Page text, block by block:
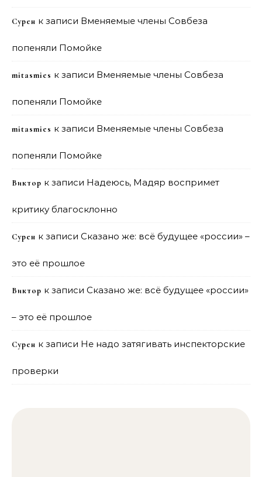
Сурен к записи Вменяемые члены Совбеза
попеняли Помойке
mitasmies к записи Вменяемые члены Совбеза
попеняли Помойке
mitasmies к записи Вменяемые члены Совбеза
попеняли Помойке
Виктор к записи Надеюсь, Мадяр воспримет
критику благосклонно
Сурен к записи Сказано же: всё будущее «россии» –
это её прошлое
Виктор к записи Сказано же: всё будущее «россии»
– это её прошлое
Сурен к записи Не надо затягивать инспекторские
проверки